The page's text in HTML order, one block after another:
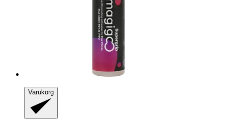
Varukorg